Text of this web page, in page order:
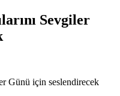
Sevgiler